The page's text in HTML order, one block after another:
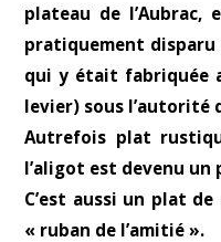
plateau de l’Aubrac,
pratiquement
qui y était fabriquée
levier) sous l’autorité
Autrefois plat
l’aligot est devenu
C’est aussi un plat
« ruban de l’amitié ».